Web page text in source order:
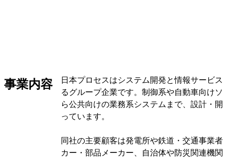
事業内容
日本プロセスはシステム開発と情報サービス
るグループ企業です。制御系や自動車向けソ
ら公共向けの業務系システムまで、設計・開
っています。
同社の主要顧客は発電所や鉄道・交通事業者
カー・部品メーカー、自治体や防災関連機関